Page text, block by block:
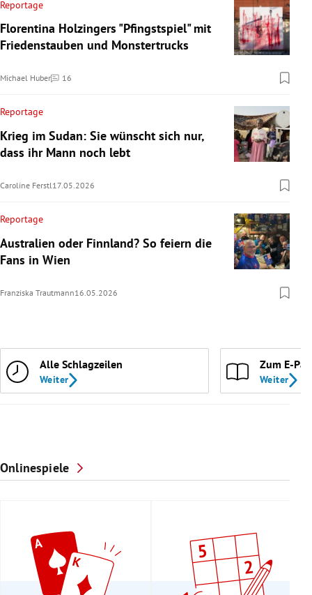
Reportage
Florentina Holzingers "Pfingstspiel" mit
Friedenstauben und Monstertrucks
Michael Huber 16
Kommentare
Reportage
Krieg im Sudan: Sie wünscht sich nur,
dass ihr Mann noch lebt
Caroline Ferstl17.05.2026
Reportage
Australien oder Finnland? So feiern die
Fans in Wien
Franziska Trautmann16.05.2026
Alle Schlagzeilen
Weiter
Zum E-
Weiter
Onlinespiele